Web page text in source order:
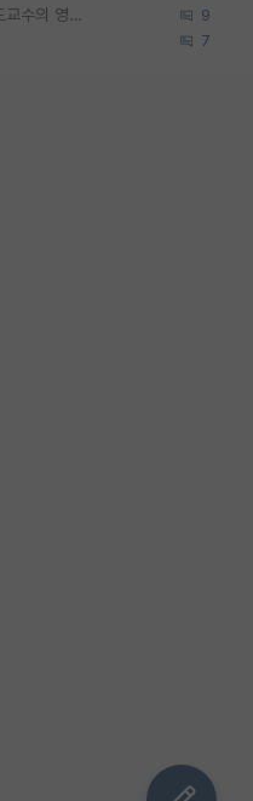
랩실 대학원생들 모두 능력 미달인건 지도교수의 영향 아닌가? 9
7